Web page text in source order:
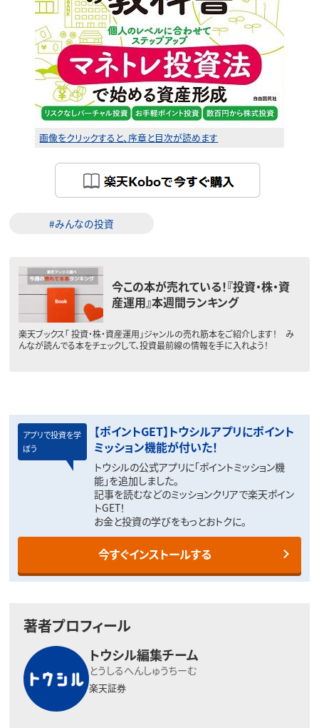
画像をクリックすると、序章と目次が読めます
#みんなの投資
今この本が売れている！『投資・株・資
産運用』本週間ランキング
楽天ブックス「 投資・株・資産運用」ジャンルの売れ筋本をご紹介します！ み
んなが読んでる本をチェックして、投資最前線の情報を手に入れよう！
アプリで投資を学
ぼう
【ポイントGET】トウシルアプリにポイント
ミッション機能が付いた！
トウシルの公式アプリに「ポイントミッション機
能」を追加しました。
記事を読むなどのミッションクリアで楽天ポイン
トGET！
お金と投資の学びをもっとおトクに。
今すぐインストールする
著者プロフィール
トウシル編集チーム
とうしるへんしゅうちーむ
楽天証券